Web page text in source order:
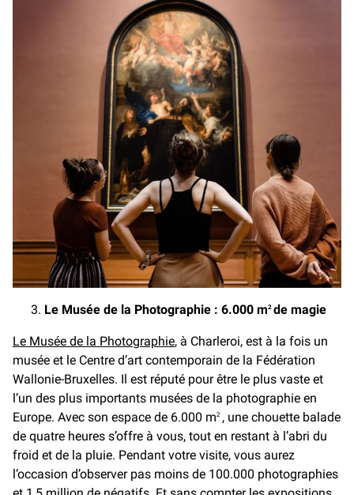
Le Musée de la Photographie : 6.000 m2 de magie
Le Musée de la Photographie, à Charleroi, est à la fois un
musée et le Centre d’art contemporain de la Fédération
Wallonie-Bruxelles. Il est réputé pour être le plus vaste et
l’un des plus importants musées de la photographie en
Europe. Avec son espace de 6.000 m2 , une chouette balade
de quatre heures s’offre à vous, tout en restant à l’abri du
froid et de la pluie. Pendant votre visite, vous aurez
l’occasion d’observer pas moins de 100.000 photographies